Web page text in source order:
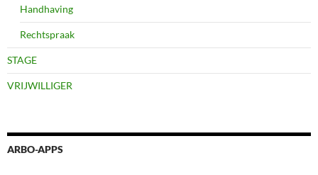
Handhaving
Rechtspraak
STAGE
VRIJWILLIGER
ARBO-APPS